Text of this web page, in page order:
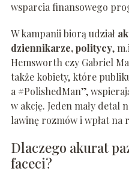
wsparcia finansowego
W kampanii biorą udział
dziennikarze, politycy,
Hemsworth czy Gabriel
także kobiety, które
a #PolishedMan”,
w akcję. Jeden mały detal
lawinę rozmów i wpłat na
Dlaczego akurat
faceci?